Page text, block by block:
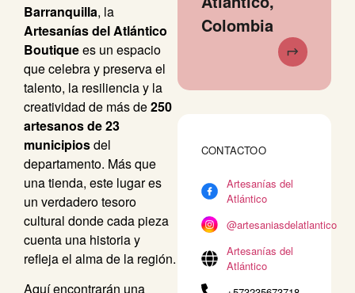
Barranquilla, la
Artesanías del Atlántico
Boutiquees un espacio
que celebra y preserva el
talento, la resiliencia y la
creatividad de más de250
artesanos de 23
municipiosdel
departamento. Más que
una tienda, este lugar es
un verdadero tesoro
cultural donde cada pieza
cuenta una historia y
refleja el alma de la región.
Aquí encontrarán una
Colombia
CONTACTOO
Artesanías del
Atlántico
@artesaniasdelatlantico
Artesanías del
Atlántico